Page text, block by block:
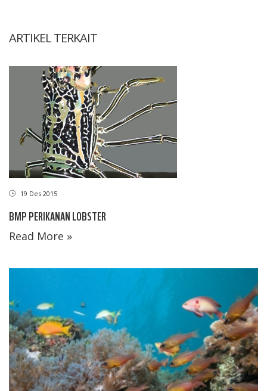
ARTIKEL TERKAIT
19 Des 2015
BMP PERIKANAN LOBSTER
Read More »